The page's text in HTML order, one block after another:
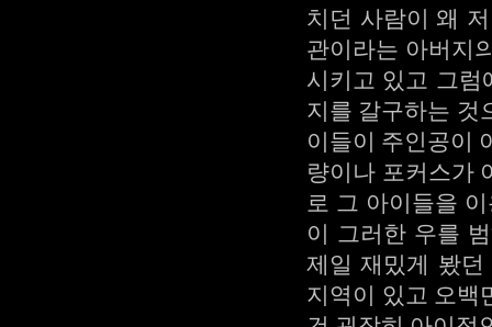
치던 사람이 왜
관이라는 아버지
시키고 있고 그럼
지를 갈구하는 것
이들이 주인공이
량이나 포커스가
로 그 아이들을
이 그러한 우를
제일 재밌게 봤던
지역이 있고 오백